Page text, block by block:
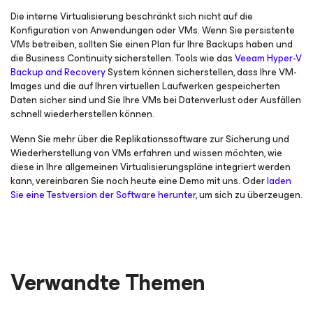
Die interne Virtualisierung beschränkt sich nicht auf die
Konfiguration von Anwendungen oder VMs. Wenn Sie persistente
VMs betreiben, sollten Sie einen Plan für Ihre Backups haben und
die Business Continuity sicherstellen. Tools wie dasVeeam Hyper-V
Backup and RecoverySystem können sicherstellen, dass Ihre VM-
Images und die auf Ihren virtuellen Laufwerken gespeicherten
Daten sicher sind und Sie Ihre VMs bei Datenverlust oder Ausfällen
schnell wiederherstellen können.
Wenn Sie mehr über die Replikationssoftware zur Sicherung und
Wiederherstellung von VMs erfahren und wissen möchten, wie
diese in Ihre allgemeinen Virtualisierungspläne integriert werden
kann, vereinbaren Sie noch heute eine Demo mit uns. Oderladen
Sie eine Testversion der Software herunter, um sich zu überzeugen.
Verwandte Themen